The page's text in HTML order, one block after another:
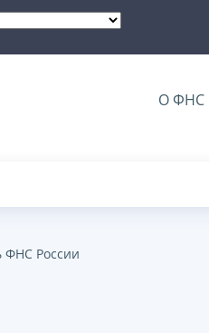
О ФНС
ФНС России